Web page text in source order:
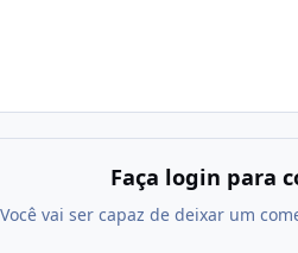
Faça login para
Você vai ser capaz de deixar um